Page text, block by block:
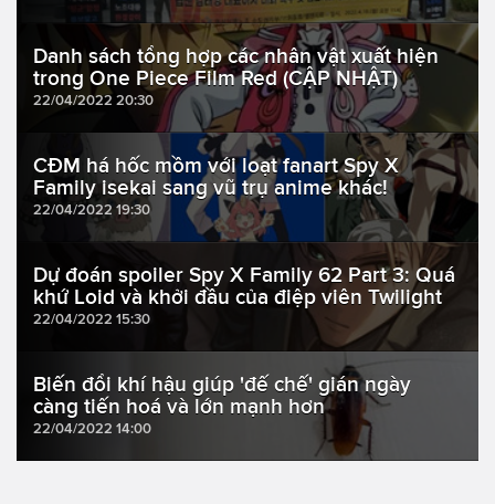
Danh sách tổng hợp các nhân vật xuất hiện
trong One Piece Film Red (CẬP NHẬT)
22/04/2022 20:30
CĐM há hốc mồm với loạt fanart Spy X
Family isekai sang vũ trụ anime khác!
22/04/2022 19:30
Dự đoán spoiler Spy X Family 62 Part 3: Quá
khứ Loid và khởi đầu của điệp viên Twilight
22/04/2022 15:30
Biến đổi khí hậu giúp 'đế chế' gián ngày
càng tiến hoá và lớn mạnh hơn
22/04/2022 14:00